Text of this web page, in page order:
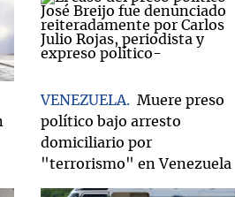
VENEZUELA
Muere preso
político bajo arresto
domiciliario por
"terrorismo" en Venezuela